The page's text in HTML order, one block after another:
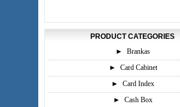
PRODUCT CATEGORIES
►
Brankas
►
Card Cabinet
►
Card Index
►
Cash Box